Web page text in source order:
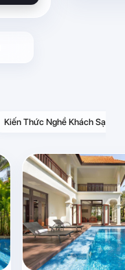
Kiến Thức Nghề Khách Sạn –